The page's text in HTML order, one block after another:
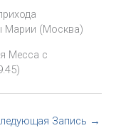
Марии (Москва)
Месса с
Запись →